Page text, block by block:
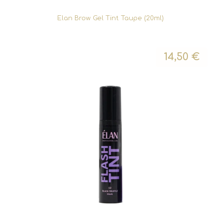
Elan Brow Gel Tint Taupe (20ml)
14,50 €